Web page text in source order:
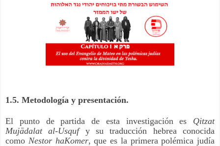
1.5. Metodología y presentación.
El punto de partida de esta investigación es Qitzat
Mujādalat al-Usqufy su traducción hebrea conocida
como Nestor haKomer, que es la primera polémica judía